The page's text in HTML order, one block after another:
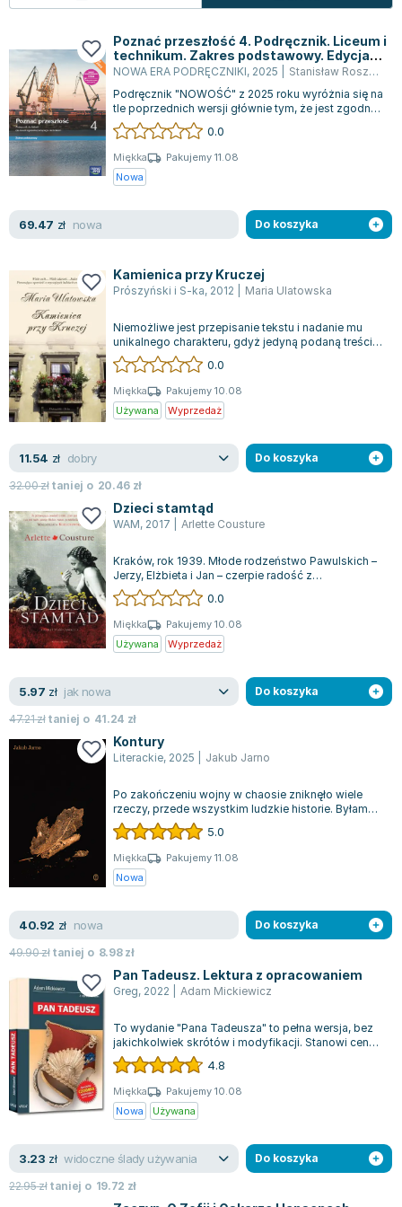
Agata Passent
Michel Moran
Maciej Orłoś
Jo Nesbo
Katarzyna Miller
Antoine de Saint Exupery
Marcin Meller
ks. Piotr Pawlukiewicz
Jarosław Sokołowski
Piotr Latocha
Michael Scott
Piotr Semka
Jarosław Iwaszkiewicz
Joseph Murphy
Aleksander Puszkin
Oscar Wilde
Małgorzata Ohme
Maddie Ziegler
Leszek Czarnecki
Joanna Racewicz
Maria Seweryn
Janina Zającówna
Eric Helms
Nela Mała Reporterka
Agnieszka Maciąg
Barbara Wrzesińska
Terry Pratchett
Lorraine Warren
Ajahn Brahm
Lucinda Riley
Jacek Walkiewicz
Poznać przeszłość 4. Podręcznik. Liceum i
technikum. Zakres podstawowy. Edycja
2024
NOWA ERA PODRĘCZNIKI, 2025 Stanisław Roszak
Podręcznik "NOWOŚĆ" z 2025 roku wyróżnia się na
tle poprzednich wersji głównie tym, że jest zgodny
z najnowszymi standardami ustal...
0.0
Miękka
Pakujemy 11.08
Nowa
69.47 zł nowa Do koszyka
Kamienica przy Kruczej
Prószyński i S-ka, 2012 Maria Ulatowska
Niemożliwe jest przepisanie tekstu i nadanie mu
unikalnego charakteru, gdyż jedyną podaną treścią
jest nazwa wydawnictwa "Prószyńs...
0.0
Miękka
Pakujemy 10.08
Używana
Wyprzedaż
11.54 zł dobry
32.00złtaniej o 20.46 zł
Do koszyka
Dzieci stamtąd
WAM, 2017 Arlette Cousture
Kraków, rok 1939. Młode rodzeństwo Pawulskich –
Jerzy, Elżbieta i Jan – czerpie radość z
młodzieńczych lat, nie zdając sobie spraw...
0.0
Miękka
Pakujemy 10.08
Używana
Wyprzedaż
5.97 zł jak nowa
47.21złtaniej o 41.24 zł
Do koszyka
Kontury
Literackie, 2025 Jakub Jarno
Po zakończeniu wojny w chaosie zniknęło wiele
rzeczy, przede wszystkim ludzkie historie. Byłam
jedną z tych osób, których nigdy ni...
5.0
Miękka
Pakujemy 11.08
Nowa
40.92 zł nowa
49.90złtaniej o 8.98zł
Do koszyka
Pan Tadeusz. Lektura z opracowaniem
Greg, 2022 Adam Mickiewicz
To wydanie "Pana Tadeusza" to pełna wersja, bez
jakichkolwiek skrótów i modyfikacji. Stanowi cenne
źródło informacji dla każdego u...
4.8
Miękka
Pakujemy 10.08
Nowa
Używana
3.23 zł widoczne ślady używania
22.95złtaniej o 19.72 zł
Do koszyka